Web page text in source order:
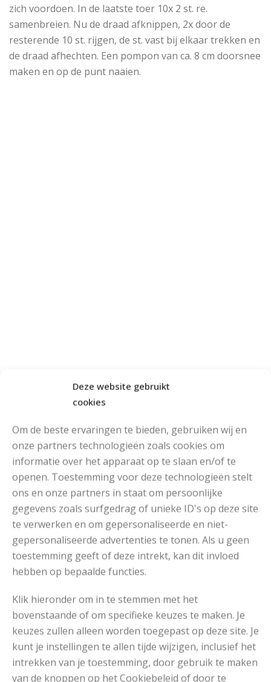
Deze website gebruikt
cookies
Om de beste ervaringen te bieden, gebruiken wij en
onze partners technologieën zoals cookies om
informatie over het apparaat op te slaan en/of te
openen. Toestemming voor deze technologieën stelt
ons en onze partners in staat om persoonlijke
gegevens zoals surfgedrag of unieke ID's op deze site
te verwerken en om gepersonaliseerde en niet-
gepersonaliseerde advertenties te tonen. Als u geen
toestemming geeft of deze intrekt, kan dit invloed
hebben op bepaalde functies.
Klik hieronder om in te stemmen met het
bovenstaande of om specifieke keuzes te maken. Je
keuzes zullen alleen worden toegepast op deze site. Je
kunt je instellingen te allen tijde wijzigen, inclusief het
intrekken van je toestemming, door gebruik te maken
van de knoppen op het Cookiebeleid of door te
zich voordoen. In de laatste toer 10x 2 st. re.
samenbreien. Nu de draad afknippen, 2x door de
resterende 10 st. rijgen, de st. vast bij elkaar trekken en
de draad afhechten. Een pompon van ca. 8 cm doorsnee
maken en op de punt naaien.
MOOIE RUIMVALLENDE COLTRUI BREIEN